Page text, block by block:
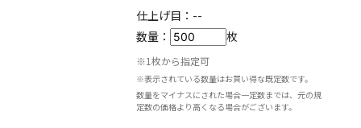
仕上げ目： --
数量：
枚
※1枚から指定可
※表示されている数量はお買い得な既定数です。
数量をマイナスにされた場合一定数までは、元の規
定数の価格より高くなる場合がございます。